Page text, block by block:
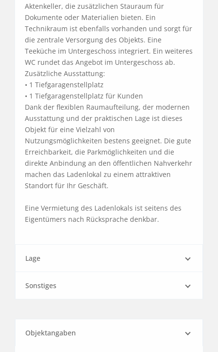
Aktenkeller, die zusätzlichen Stauraum für
Dokumente oder Materialien bieten. Ein
Technikraum ist ebenfalls vorhanden und sorgt für
die zentrale Versorgung des Objekts. Eine
Teeküche im Untergeschoss integriert. Ein weiteres
WC rundet das Angebot im Untergeschoss ab.
Zusätzliche Ausstattung:
• 1 Tiefgaragenstellplatz
• 1 Tiefgaragenstellplatz für Kunden
Dank der flexiblen Raumaufteilung, der modernen
Ausstattung und der praktischen Lage ist dieses
Objekt für eine Vielzahl von
Nutzungsmöglichkeiten bestens geeignet. Die gute
Erreichbarkeit, die Parkmöglichkeiten und die
direkte Anbindung an den öffentlichen Nahverkehr
machen das Ladenlokal zu einem attraktiven
Standort für Ihr Geschäft.
Eine Vermietung des Ladenlokals ist seitens des
Eigentümers nach Rücksprache denkbar.
Lage
Sonstiges
Objektangaben